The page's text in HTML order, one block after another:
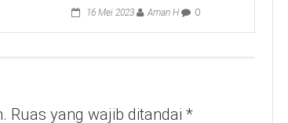
16 Mei 2023 Aman H 0
Ruas yang wajib ditandai *